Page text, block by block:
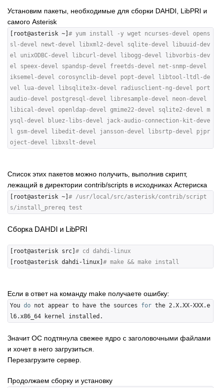
Установим пакеты, необходимые для сборки DAHDI, LibPRI и
самого Asterisk
[root@asterisk ~] # yum install -y wget ncurses-devel opens
sl-devel newt-devel libxml2-devel sqlite-devel libuuid-dev
el unixODBC-devel libcurl-devel libogg-devel libvorbis-dev
el speex-devel spandsp-devel freetds-devel net-snmp-devel
iksemel-devel corosynclib-devel popt-devel libtool-ltdl-de
vel lua-devel libsqlite3x-devel radiusclient-ng-devel port
audio-devel postgresql-devel libresample-devel neon-devel
libical-devel openldap-devel gmime22-devel sqlite2-devel m
ysql-devel bluez-libs-devel jack-audio-connection-kit-deve
l gsm-devel libedit-devel jansson-devel libsrtp-devel pjpr
oject-devel libxslt-devel
Список этих пакетов можно получить, выполнив скрипт,
лежащий в директории contrib/scripts в исходниках Астериска
[root@asterisk ~] # /usr/local/src/asterisk/contrib/script
s/install_prereq test
Сборка DAHDI и LibPRI
[root@asterisk src] # cd dahdi-linux
[root@asterisk dahdi-linux] # make && make install
Если в ответ на команду make получаете ошибку:
You do not appear to have the sources for the 2.X.XX-XXX.e
Значит ОС подтянула свежее ядро с заголовочными файлами
и хочет в него загрузиться.
Перезагрузите сервер.
Продолжаем сборку и установку